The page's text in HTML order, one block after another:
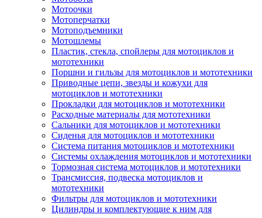
Мотоочки
Мотоперчатки
Мотоподъемники
Мотошлемы
Пластик, стекла, спойлеры для мотоциклов и
мототехники
Поршни и гильзы для мотоциклов и мототехники
Приводные цепи, звезды и кожухи для
мотоциклов и мототехники
Прокладки для мотоциклов и мототехники
Расходные материалы для мототехники
Сальники для мотоциклов и мототехники
Сиденья для мотоциклов и мототехники
Система питания мотоциклов и мототехники
Системы охлаждения мотоциклов и мототехники
Тормозная система мотоциклов и мототехники
Трансмиссия, подвеска мотоциклов и
мототехники
Фильтры для мотоциклов и мототехники
Цилиндры и комплектующие к ним для